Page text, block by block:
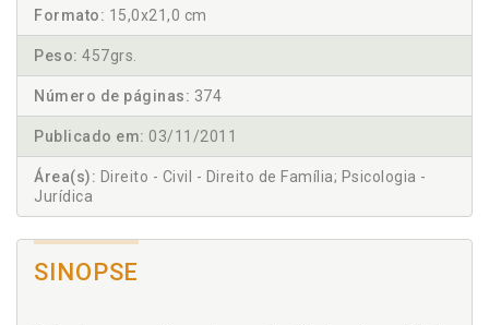
Formato: 15,0x21,0 cm
Peso: 457grs.
Número de páginas: 374
Publicado em: 03/11/2011
Área(s): Direito - Civil - Direito de Família; Psicologia -
Jurídica
SINOPSE